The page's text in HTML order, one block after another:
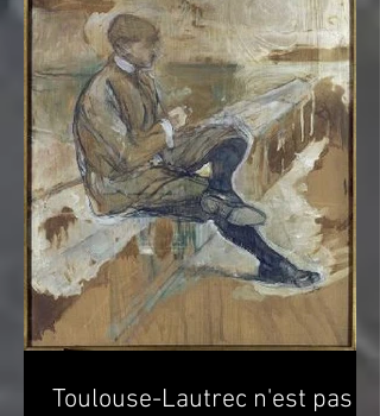
Toulouse-Lautrec n'est pas